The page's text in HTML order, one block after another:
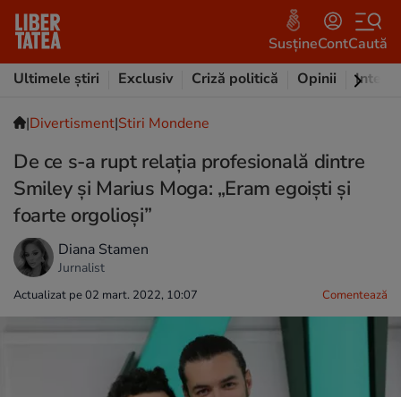
SusțineContCaută
Ultimele știri
Exclusiv Criză politică Opinii
|Divertisment|Stiri Mondene
De ce s-a rupt relația profesională dintre
Smiley și Marius Moga: „Eram egoiști și
foarte orgolioși”
Diana Stamen
Jurnalist
Actualizat pe 02 mart. 2022, 10:07 Comentează